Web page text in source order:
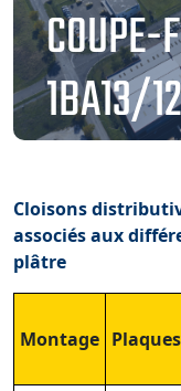
1BA13/
Cloisons
associés aux
plâtre
Montage Plaques